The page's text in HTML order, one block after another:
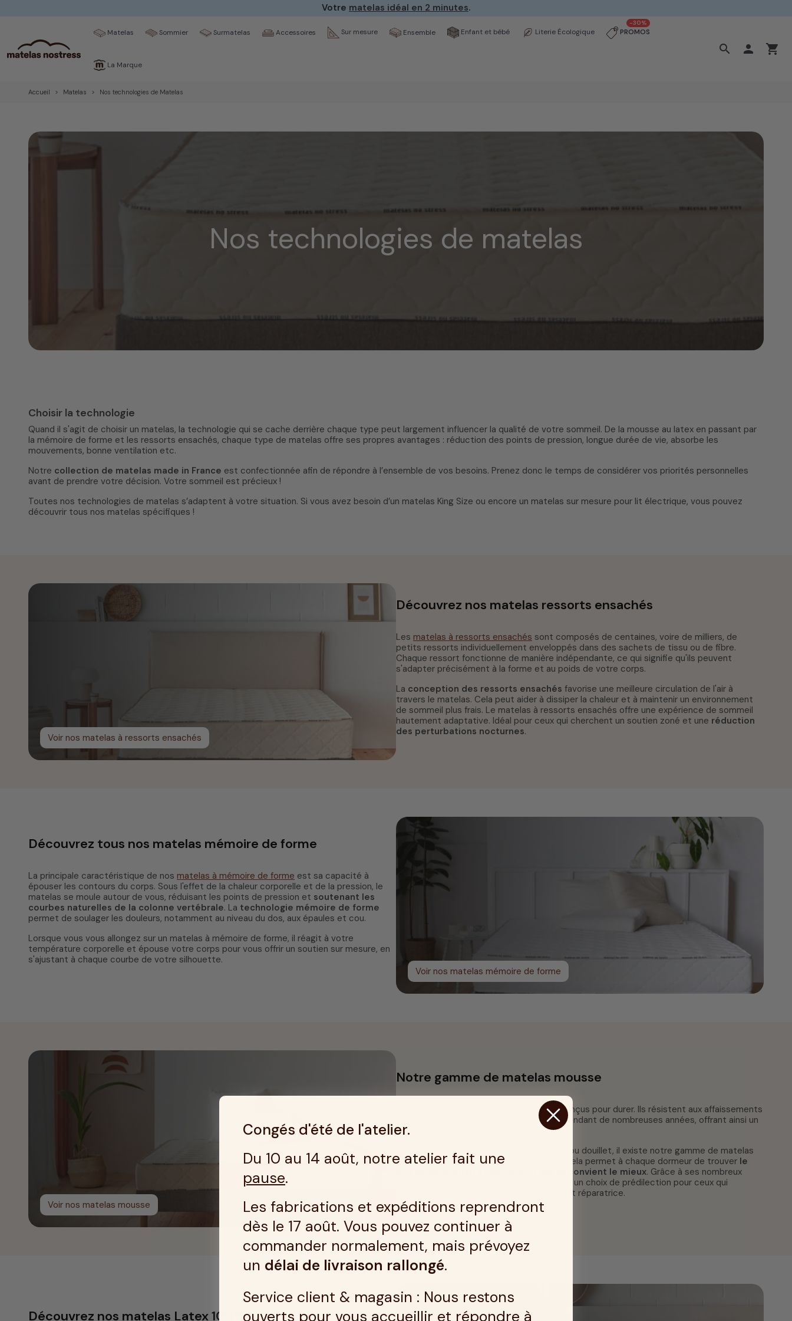
Votre matelas idéal en 2 minutes.
Matelas Sommier Surmatelas Accessoires Sur mesure Ensemble Enfant et bébé Literie Écologique PROMOS
-30%
La Marque
search  shopping_cart
Accueil Matelas Nos technologies de Matelas
Nos technologies de matelas
Choisir la technologie
Quand il s'agit de choisir un matelas, la technologie qui se cache derrière chaque type peut largement influencer la qualité de votre sommeil. De la mousse au latex en passant par
la mémoire de forme et les ressorts ensachés, chaque type de matelas offre ses propres avantages : réduction des points de pression, longue durée de vie, absorbe les
mouvements, bonne ventilation etc.
Notre collection de matelas made in France est confectionnée afin de répondre à l’ensemble de vos besoins. Prenez donc le temps de considérer vos priorités personnelles
avant de prendre votre décision. Votre sommeil est précieux !
Toutes nos technologies de matelas s’adaptent à votre situation. Si vous avez besoin d’un matelas King Size ou encore un matelas sur mesure pour lit électrique, vous pouvez
découvrir tous nos matelas spécifiques !
Découvrez nos matelas ressorts ensachés
Les matelas à ressorts ensachés sont composés de centaines, voire de milliers, de
petits ressorts individuellement enveloppés dans des sachets de tissu ou de fibre.
Chaque ressort fonctionne de manière indépendante, ce qui signifie qu'ils peuvent
s'adapter précisément à la forme et au poids de votre corps.
La conception des ressorts ensachés favorise une meilleure circulation de l'air à
travers le matelas. Cela peut aider à dissiper la chaleur et à maintenir un environnement
de sommeil plus frais. Le matelas à ressorts ensachés offre une expérience de sommeil
hautement adaptative. Idéal pour ceux qui cherchent un soutien zoné et une réduction
des perturbations nocturnes.
Voir nos matelas à ressorts ensachés
Découvrez tous nos matelas mémoire de forme
La principale caractéristique de nos matelas à mémoire de forme est sa capacité à
épouser les contours du corps. Sous l'effet de la chaleur corporelle et de la pression, le
matelas se moule autour de vous, réduisant les points de pression et soutenant les
courbes naturelles de la colonne vertébrale. La technologie mémoire de forme
permet de soulager les douleurs, notamment au niveau du dos, aux épaules et cou.
Lorsque vous vous allongez sur un matelas à mémoire de forme, il réagit à votre
température corporelle et épouse votre corps pour vous offrir un soutien sur mesure, en
s'ajustant à chaque courbe de votre silhouette.
Voir nos matelas mémoire de forme
Notre gamme de matelas mousse
de qualité sont conçus pour durer. Ils résistent aux affaissements
et conservent leur forme et leur soutien pendant de nombreuses années, offrant ainsi un
bon rapport qualité-prix. .
Que vous préfériez un matelas très ferme ou douillet, il existe notre gamme de matelas
en mousse peut répondre à vos besoins. Cela permet à chaque dormeur de trouver le
niveau de soutien et de confort qui lui convient le mieux. Grâce à ses nombreux
avantages, le matelas en mousse demeure un choix de prédilection pour ceux qui
recherchent une nuit de sommeil paisible et réparatrice.
Voir nos matelas mousse
Découvrez nos matelas Latex 100% naturel
Congés d'été de l'atelier.
Du 10 au 14 août, notre atelier fait une
pause.
Les fabrications et expéditions reprendront
dès le 17 août. Vous pouvez continuer à
commander normalement, mais prévoyez
un délai de livraison rallongé.
Service client & magasin : Nous restons
ouverts pour vous accueillir et répondre à